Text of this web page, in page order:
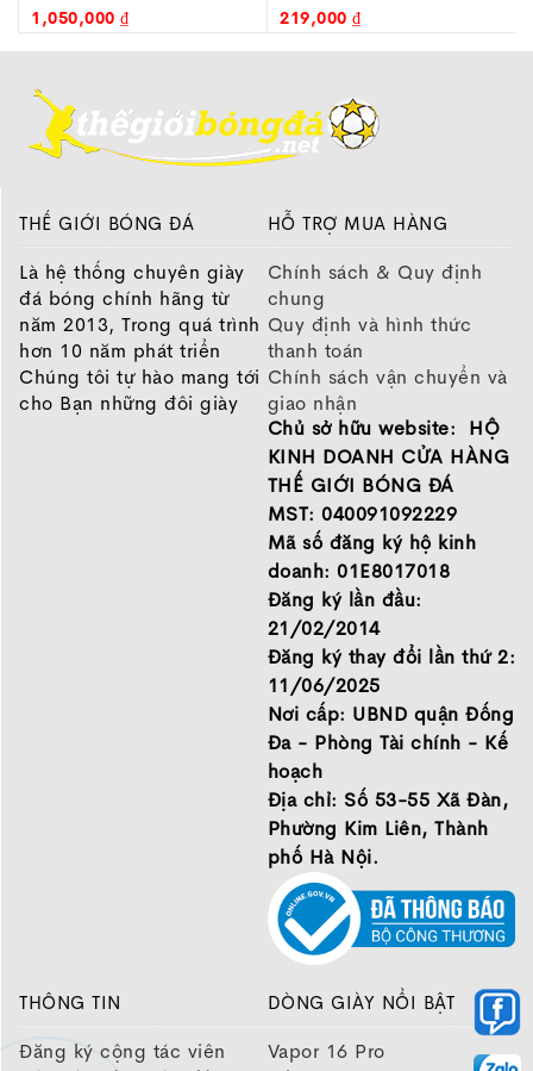
219,000 ₫
209,000 ₫
THẾ GIỚI BÓNG ĐÁ
Là hệ thống chuyên giày
đá bóng chính hãng từ
năm 2013, Trong quá trình
hơn 10 năm phát triển
Chúng tôi tự hào mang tới
cho Bạn những đôi giày
HỖ TRỢ MUA HÀNG
Chính sách & Quy định
chung
Quy định và hình thức
thanh toán
Chính sách vận chuyển và
giao nhận
Chính sách bảo hành
Chính sách bảo mật thông
tin
Chủ sở hữu website: HỘ
KINH DOANH CỬA HÀNG
THẾ GIỚI BÓNG ĐÁ
MST: 040091092229
Mã số đăng ký hộ kinh
doanh: 01E8017018
Đăng ký lần đầu:
21/02/2014
Đăng ký thay đổi lần thứ 2:
11/06/2025
Nơi cấp: UBND quận Đống
Đa - Phòng Tài chính - Kế
hoạch
Địa chỉ: Số 53-55 Xã Đàn,
Phường Kim Liên, Thành
phố Hà Nội.
THÔNG TIN
Đăng ký cộng tác viên
DÒNG GIÀY NỔI BẬT
Vapor 16 Pro